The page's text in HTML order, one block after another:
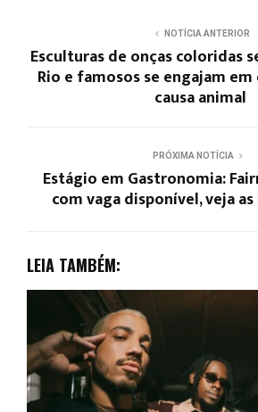
NOTÍCIA ANTERIOR
Esculturas de onças coloridas
Rio e famosos se engajam
causa animal
PRÓXIMA NOTÍCIA
Estágio em Gastronomia:
com vaga disponível, veja
LEIA TAMBÉM: